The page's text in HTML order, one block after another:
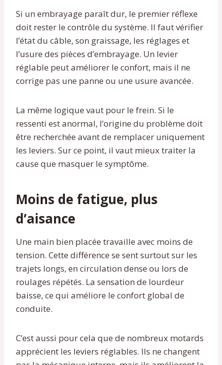
Si un embrayage paraît dur, le premier réflexe
doit rester le contrôle du système. Il faut vérifier
l’état du câble, son graissage, les réglages et
l’usure des pièces d’embrayage. Un levier
réglable peut améliorer le confort, mais il ne
corrige pas une panne ou une usure avancée.
La même logique vaut pour le frein. Si le
ressenti est anormal, l’origine du problème doit
être recherchée avant de remplacer uniquement
les leviers. Sur ce point, il vaut mieux traiter la
cause que masquer le symptôme.
Moins de fatigue, plus
d’aisance
Une main bien placée travaille avec moins de
tension. Cette différence se sent surtout sur les
trajets longs, en circulation dense ou lors de
roulages répétés. La sensation de lourdeur
baisse, ce qui améliore le confort global de
conduite.
C’est aussi pour cela que de nombreux motards
apprécient les leviers réglables. Ils ne changent